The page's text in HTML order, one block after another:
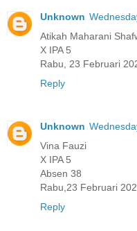
Unknown
Atikah Maharani
X IPA 5
Rabu, 23 Februari
Reply
Unknown
Vina Fauzi
X IPA 5
Absen 38
Rabu,23 Februari
Reply